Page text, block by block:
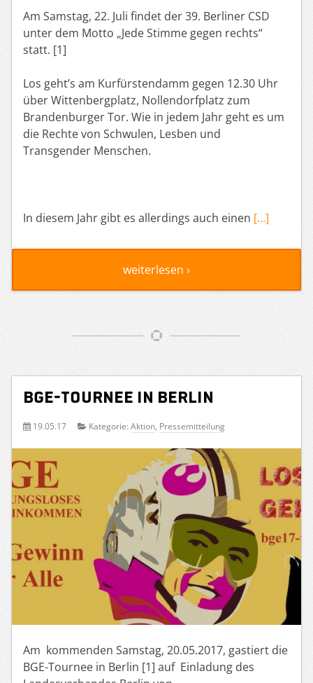
Am Samstag, 22. Juli findet der 39. Berliner CSD
unter dem Motto „Jede Stimme gegen rechts“
statt. [1]
Los geht’s am Kurfürstendamm gegen 12.30 Uhr
über Wittenbergplatz, Nollendorfplatz zum
Brandenburger Tor. Wie in jedem Jahr geht es um
die Rechte von Schwulen, Lesben und
Transgender Menschen.
In diesem Jahr gibt es allerdings auch einen […]
weiterlesen ›
BGE-Tournee in Berlin
19.05.17 Kategorie: Aktion, Pressemitteilung
Am kommenden Samstag, 20.05.2017, gastiert die
BGE-Tournee in Berlin [1] auf Einladung des